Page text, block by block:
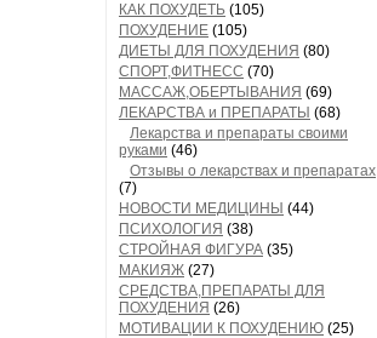
КАК ПОХУДЕТЬ (105)
ПОХУДЕНИЕ (105)
ДИЕТЫ ДЛЯ ПОХУДЕНИЯ (80)
СПОРТ,ФИТНЕСС (70)
МАССАЖ,ОБЕРТЫВАНИЯ (69)
ЛЕКАРСТВА и ПРЕПАРАТЫ (68)
Лекарства и препараты своими
руками (46)
Отзывы о лекарствах и препаратах
(7)
НОВОСТИ МЕДИЦИНЫ (44)
ПСИХОЛОГИЯ (38)
СТРОЙНАЯ ФИГУРА (35)
МАКИЯЖ (27)
СРЕДСТВА,ПРЕПАРАТЫ ДЛЯ
ПОХУДЕНИЯ (26)
МОТИВАЦИИ К ПОХУДЕНИЮ (25)